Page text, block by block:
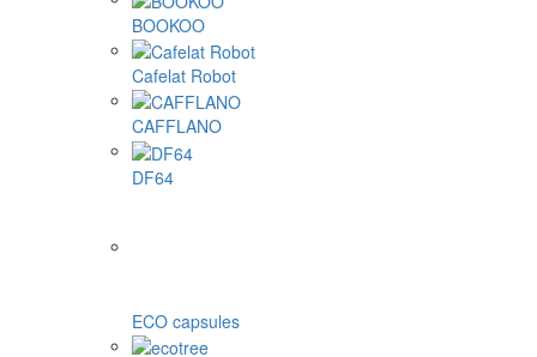
BOOKOO
Cafelat Robot
CAFFLANO
DF64
ECO capsules